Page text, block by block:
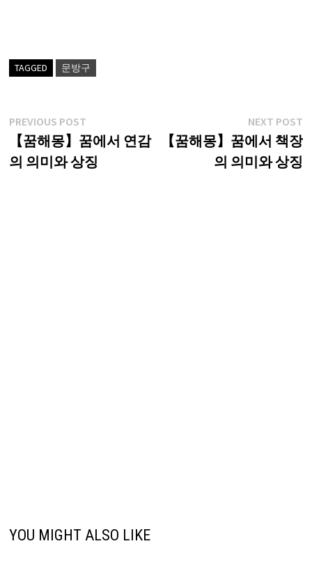
TAGGED 문방구
글
탐
색
PREVIOUS POSTPrevious
post:
【꿈해몽】꿈에서 연감
의 의미와 상징
NEXT POST
【꿈해몽】꿈에서 책장
의 의미와 상징
YOU MIGHT ALSO LIKE